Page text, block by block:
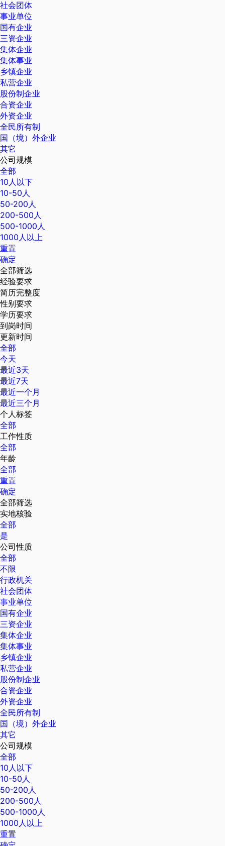
社会团体
事业单位
国有企业
三资企业
集体企业
集体事业
乡镇企业
私营企业
股份制企业
合资企业
外资企业
全民所有制
国（境）外企业
其它
公司规模
全部
10人以下
10-50人
50-200人
200-500人
500-1000人
1000人以上
重置
确定
全部筛选
经验要求
简历完整度
性别要求
学历要求
到岗时间
更新时间
全部
今天
最近3天
最近7天
最近一个月
最近三个月
个人标签
全部
工作性质
全部
年龄
全部
重置
确定
全部筛选
实地核验
全部
是
公司性质
全部
不限
行政机关
社会团体
事业单位
国有企业
三资企业
集体企业
集体事业
乡镇企业
私营企业
股份制企业
合资企业
外资企业
全民所有制
国（境）外企业
其它
公司规模
全部
10人以下
10-50人
50-200人
200-500人
500-1000人
1000人以上
重置